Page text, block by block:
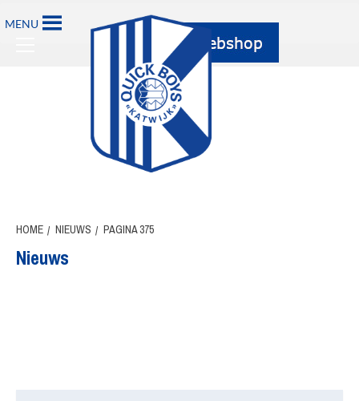
naar
MENU
Primary
HOME NIEUWS PAGINA 375
Nieuws